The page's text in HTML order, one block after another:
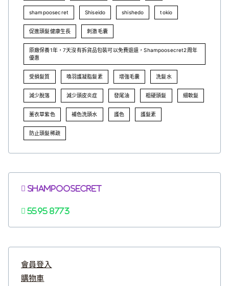
shampoosecret Shiseido shishedo tokio
促進頭髮健康生長 刺激毛囊
原廠保養1年，7天沒有拆貨品包裝可以免費退還，Shampoosecret2周年
優惠
受損髮質 喚羽護凝脂髮素 增強毛囊 洗髮水
減少脫落 減少頭皮炎症 發尾油 粗硬頭髮 細軟髮
薰衣草紫色 補色洗頭水 護色 護髮素
防止頭髮稀疏
Shampoosecret
5595 8773
會員登入
購物車